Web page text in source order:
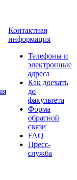
Контактная
информация
Телефоны и
электронные
адреса
Как доехать
до
факультета
Форма
обратной
связи
FAQ
Пресс-
служба